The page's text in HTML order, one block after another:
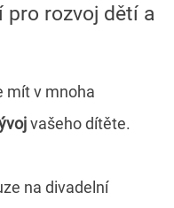
rozvoj dětí a
mít v mnoha
vašeho dítěte.
na divadelní